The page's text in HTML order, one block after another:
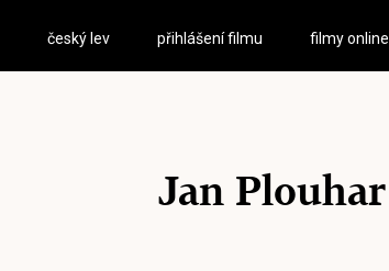
český lev přihlášení filmu filmy online
Jan Plouhar